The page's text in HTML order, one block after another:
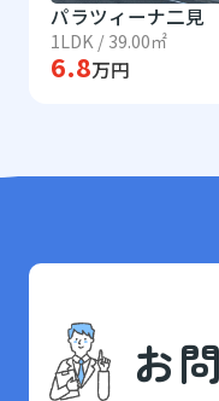
パラツィーナ二見
1LDK / 39.00㎡
6.8万円
お